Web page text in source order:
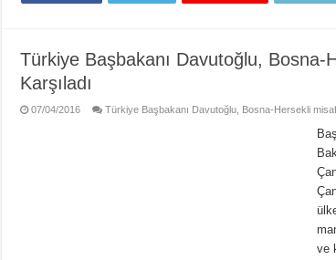
Türkiye Başbakanı Davutoğlu, Bosna-
Karşıladı
07/04/2016 Türkiye Başbakanı Davutoğlu, Bosna-Hersekli
ve